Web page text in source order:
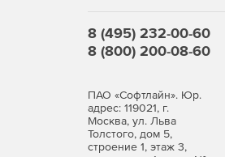
8 (495) 232-00-60
8 (800) 200-08-60
ПАО «Софтлайн». Юр.
адрес: 119021, г.
Москва, ул. Льва
Толстого, дом 5,
строение 1, этаж 3,